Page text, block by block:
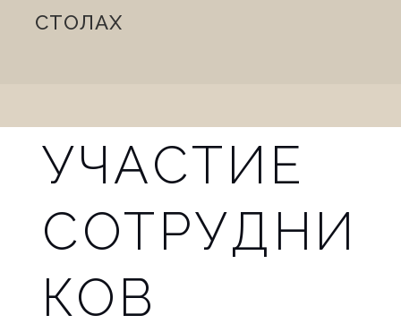
v
СТОЛАХ
УЧАСТИЕ
СОТРУДНИ
КОВ